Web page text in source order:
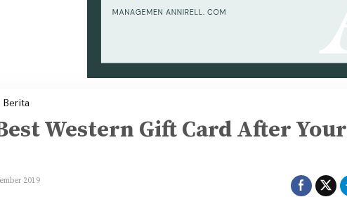
Berita
Best
Western
Stay
Western Gift Card After Your
2019